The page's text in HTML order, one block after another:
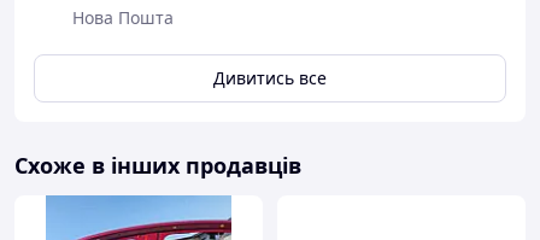
Нова Пошта
Дивитись все
Схоже в інших продавців